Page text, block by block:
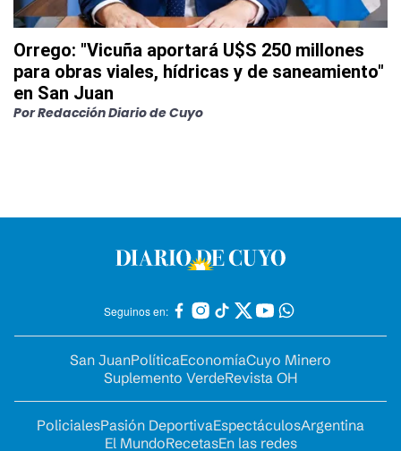
Orrego: "Vicuña aportará U$S 250 millones
para obras viales, hídricas y de saneamiento"
en San Juan
PorRedacción Diario de Cuyo
Seguinos en:
San JuanPolíticaEconomíaCuyo Minero
Suplemento VerdeRevista OH
PolicialesPasión DeportivaEspectáculosArgentina
El MundoRecetasEn las redes